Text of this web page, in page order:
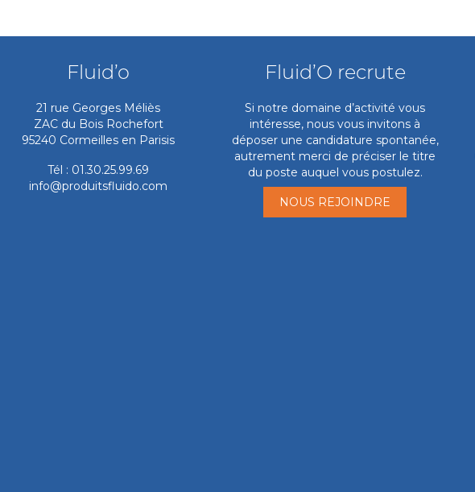
Fluid’o
21 rue Georges Méliès
ZAC du Bois Rochefort
95240 Cormeilles en Parisis
Tél : 01.30.25.99.69
info@produitsfluido.com
Fluid’O recrute
Si notre domaine d’activité vous
intéresse, nous vous invitons à
déposer une candidature spontanée,
autrement merci de préciser le titre
du poste auquel vous postulez.
NOUS REJOINDRE